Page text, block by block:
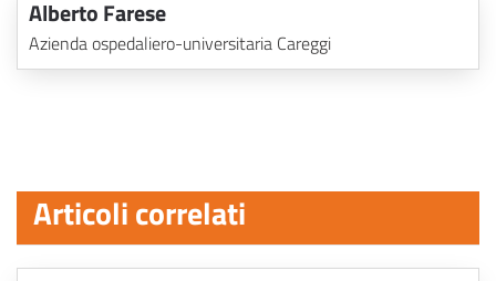
Alberto Farese
Azienda ospedaliero-universitaria Careggi
Articoli correlati